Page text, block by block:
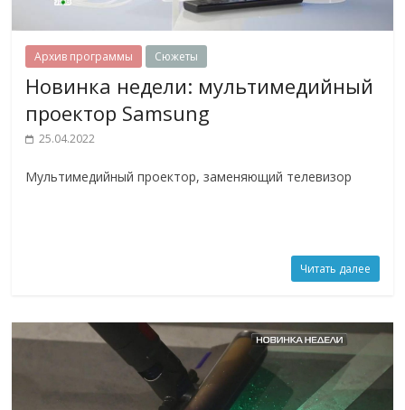
Архив программы Сюжеты
Новинка недели: мультимедийный
проектор Samsung
25.04.2022
Мультимедийный проектор, заменяющий телевизор
Читать далее